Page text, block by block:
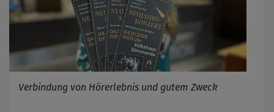
Verbindung von Hörerlebnis und gutem Zweck